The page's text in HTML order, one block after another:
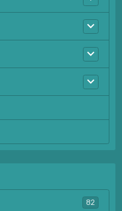
82